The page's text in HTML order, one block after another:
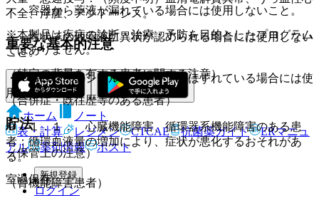
・ 容器から薬液が漏れている場合には使用しないこと。
・ 性状その他薬液に異状が認められる場合には使用しない
こと。
・ ゴム栓部のシールやキャップがはずれている場合には使
用しないこと。
貯法
（保管上の注意）
室温保存。
不全、浮腫、アシドーシス。
重要な基本的注意
（特定の背景を有する患者に関する注意）
（合併症・既往歴等のある患者）
９．１．１． 心臓機能障害、循環器系機能障害のある患
者：循環血液量の増加により、症状が悪化するおそれがあ
る。
（腎機能障害患者）
※本製品は疾病の診断・治療・予防を目的としたプログラム
ではありません。
ホーム
ノート
表・計算
レジメン CTCAE 抗菌薬ガイド
ERマニュ
アル
薬剤情報 ポスト
新規登録
ログイン